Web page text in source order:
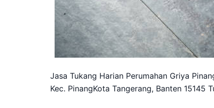
Jasa Tukang Harian Perumahan Griya
Kec. PinangKota Tangerang, Banten